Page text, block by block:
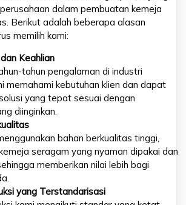
dalam pembuatan kemeja
Berikut adalah beberapa alasan
memilih kami:
Keahlian
tahun pengalaman di industri
memahami kebutuhan klien dan dapat
yang tepat sesuai dengan
diinginkan.
bahan berkualitas tinggi,
seragam yang nyaman dipakai dan
memberikan nilai lebih bagi
yang Terstandarisasi